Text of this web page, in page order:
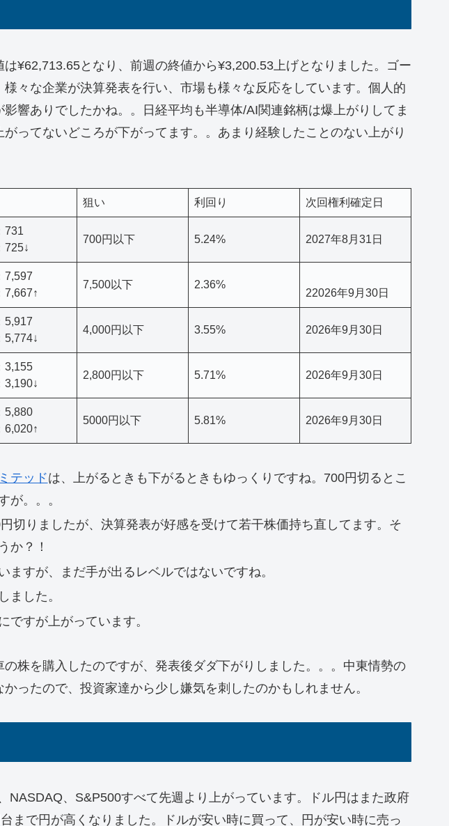
は¥62,713.65となり、前週の終値から¥3,200.53上げとなりました。ゴー
々な企業が決算発表を行い、市場も様々な反応をしています。個人的
響ありでしたかね。。日経平均も半導体/AI関連銘柄は爆上がりしてま
ってないどころが下がってます。。あまり経験したことのない上がり
狙い 利回り 次回権利確定日
731
725↓
700円以下 5.24% 2027年8月31日
7,597
7,667↑
7,500以下 2.36%
22026年9月30日
5,917
5,774↓
4,000円以下 3.55% 2026年9月30日
3,155
3,190↓
2,800円以下 5.71% 2026年9月30日
5,880
6,020↑
5000円以下 5.81% 2026年9月30日
テッドは、上がるときも下がるときもゆっくりですね。700円切るとこ
が。。。
切りましたが、決算発表が好感を受けて若干株価持ち直してます。そ
か？！
ますが、まだ手が出るレベルではないですね。
ました。
ですが上がっています。
株を購入したのですが、発表後ダダ下がりしました。。。中東情勢の
ったので、投資家達から少し嫌気を刺したのかもしれません。
NASDAQ、S&P500すべて先週より上がっています。ドル円はまた政府
まで円が高くなりました。ドルが安い時に買って、円が安い時に売っ